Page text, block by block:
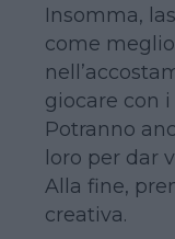
Insomma,
come
giocare con
Potranno
loro per dar
Alla fine,
creativa.